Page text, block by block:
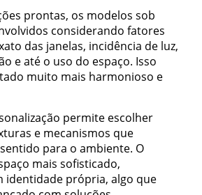
prontas, os modelos sob
considerando fatores
das janelas, incidência de luz,
e até o uso do espaço. Isso
muito mais harmonioso e
permite escolher
e mecanismos que
para o ambiente. O
mais sofisticado,
identidade própria, algo que